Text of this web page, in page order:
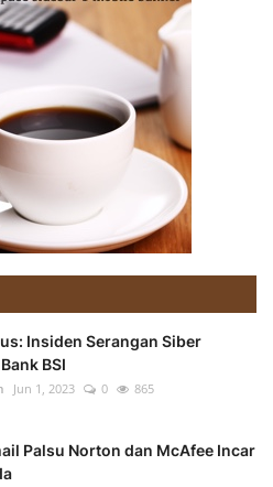
Insiden Serangan Siber
BSI
Jun 1, 2023 0 865
Palsu Norton dan McAfee Incar